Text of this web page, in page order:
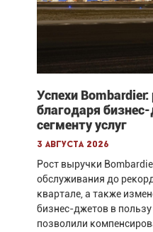
Успехи
благодаря
сегменту услуг
3 августа 2026
Рост выручки
обслуживания до
квартале, а также
бизнес-джетов в
позволили